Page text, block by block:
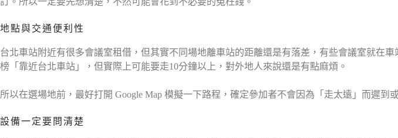
地點與交通便利性
台北車站附近有很多會議室租借，但其實不同場地離車站的距離還是有落差，有些會議室就在
榜「靠近台北車站」，但實際上可能要走10分鐘以上，對外地人來說還是有點麻煩。
所以在選場地前，最好打開 Google Map 模擬一下路程，確定參加者不會因為「走太遠」而遲到
設備一定要問清楚